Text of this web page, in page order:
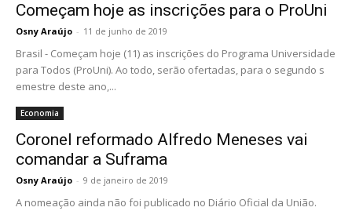
Começam hoje as inscrições para o ProUni
Osny Araújo - 11 de junho de 2019
Brasil - Começam hoje (11) as inscrições do Programa Universidade
para Todos (ProUni). Ao todo, serão ofertadas, para o segundo s
emestre deste ano,...
Economia
Coronel reformado Alfredo Meneses vai
comandar a Suframa
Osny Araújo - 9 de janeiro de 2019
A nomeação ainda não foi publicado no Diário Oficial da União.